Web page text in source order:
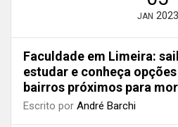
JAN 2023
Faculdade em Limeira:
estudar e conheça
bairros próximos para
Escrito por André Barchi